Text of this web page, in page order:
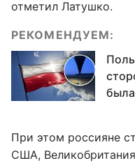
отметил Латушко.
РЕКОМЕНДУЕМ:
При этом россияне
США,